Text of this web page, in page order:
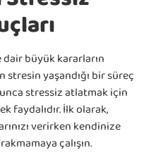
büyük kararların
stresin yaşandığı bir süreç
stressiz atlatmak için
faydalıdır. İlk olarak,
verirken kendinize
çalışın.